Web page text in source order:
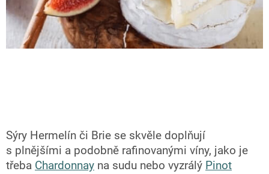
Sýry Hermelín či Brie se skvěle doplňují
s plnějšími a podobně rafinovanými víny, jako je
třeba Chardonnay na sudu nebo vyzrálý Pinot